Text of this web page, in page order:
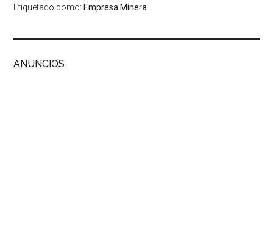
Etiquetado como: Empresa Minera
ANUNCIOS